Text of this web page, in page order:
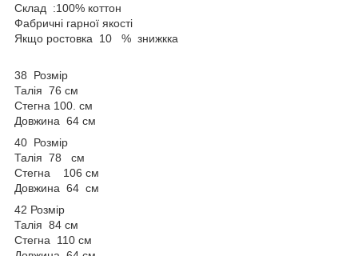
Склад :100% коттон
Фабричні гарної якості
Якщо ростовка 10 % знижкка
38 Розмір
Талія 76 см
Стегна 100. см
Довжина 64 см
40 Розмір
Талія 78 см
Стегна 106 см
Довжина 64 см
42 Розмір
Талія 84 см
Стегна 110 см